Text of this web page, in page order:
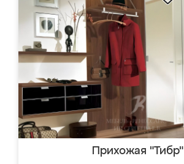
Прихожая "Тибр"